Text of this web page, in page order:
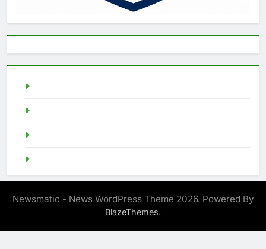
Newsmatic - News WordPress Theme 2026. Powered By
BlazeThemes.